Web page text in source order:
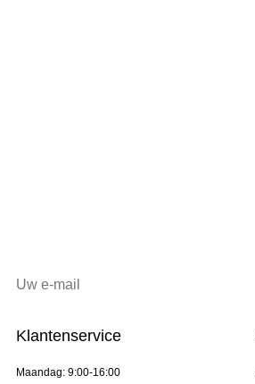
Klantenservice
Maandag: 9:00-16:00